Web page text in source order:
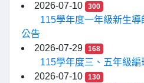
2026-07-10 300
115學年度一年級新生
公告
2026-07-29
168
115學年度三、五年級
2026-07-10
130